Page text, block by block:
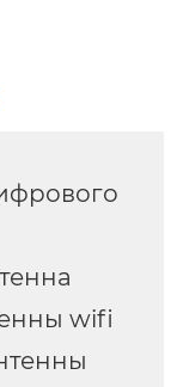
wifi